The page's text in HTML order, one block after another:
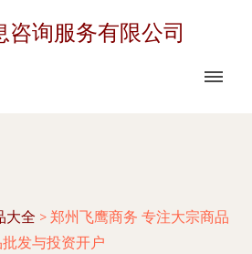
咨询服务有限公司
大全 > 郑州飞鹰商务 专注大宗商品
发与投资开户